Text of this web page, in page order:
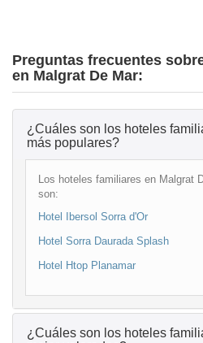
Preguntas frecuentes
en Malgrat De Mar:
¿Cuáles son los hoteles familiares en Malgrat De Mar
más populares?
Los hoteles familiares en Malgrat
son:
Hotel Ibersol Sorra d'Or
Hotel Sorra Daurada Splash
Hotel Htop Planamar
¿Cuáles son los hoteles familiares en Malgrat De Mar